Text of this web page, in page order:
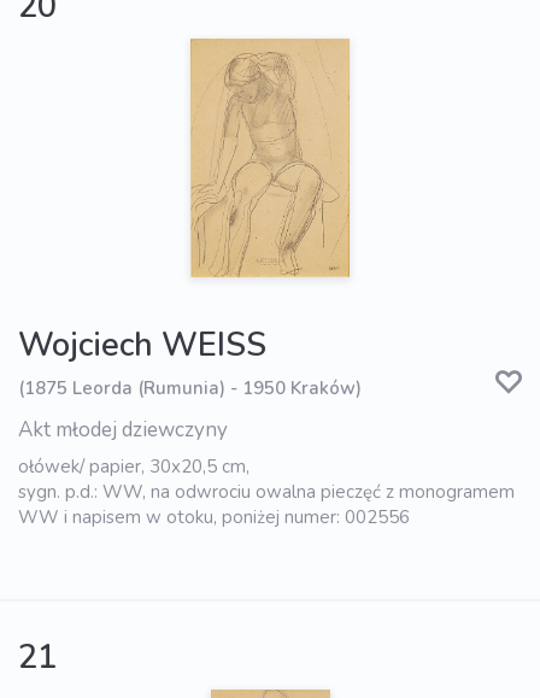
Wojciech WEISS
(1875 Leorda (Rumunia) - 1950 Kraków)
Akt młodej dziewczyny
ołówek/ papier, 30x20,5 cm,
sygn. p.d.: WW, na odwrociu owalna pieczęć z monogramem
WW i napisem w otoku, poniżej numer: 002556
21